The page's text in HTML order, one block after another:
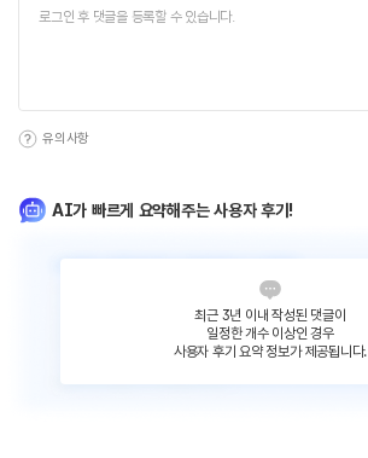
유의사항
AI가 빠르게 요약해주는 사용자 후기!
최근 3년 이내 작성된 댓글이
일정한 개수 이상인 경우
사용자 후기 요약 정보가 제공됩니다.